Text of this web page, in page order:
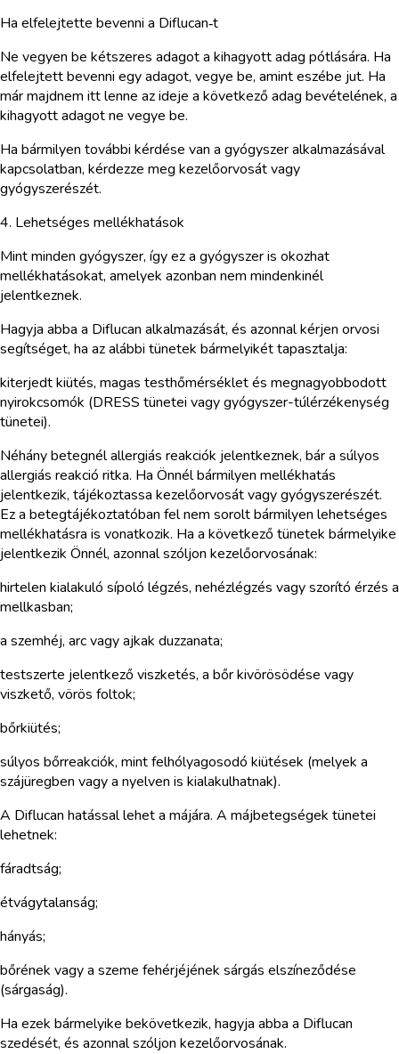
Ha elfelejtette bevenni a Diflucan‑t
Ne vegyen be kétszeres adagot a kihagyott adag pótlására. Ha
elfelejtett bevenni egy adagot, vegye be, amint eszébe jut. Ha
már majdnem itt lenne az ideje a következő adag bevételének, a
kihagyott adagot ne vegye be.
Ha bármilyen további kérdése van a gyógyszer alkalmazásával
kapcsolatban, kérdezze meg kezelőorvosát vagy
gyógyszerészét.
4. Lehetséges mellékhatások
Mint minden gyógyszer, így ez a gyógyszer is okozhat
mellékhatásokat, amelyek azonban nem mindenkinél
jelentkeznek.
Hagyja abba a Diflucan alkalmazását, és azonnal kérjen orvosi
segítséget, ha az alábbi tünetek bármelyikét tapasztalja:
kiterjedt kiütés, magas testhőmérséklet és megnagyobbodott
nyirokcsomók (DRESS tünetei vagy gyógyszer-túlérzékenység
tünetei).
Néhány betegnél allergiás reakciók jelentkeznek, bár a súlyos
allergiás reakció ritka. Ha Önnél bármilyen mellékhatás
jelentkezik, tájékoztassa kezelőorvosát vagy gyógyszerészét.
Ez a betegtájékoztatóban fel nem sorolt bármilyen lehetséges
mellékhatásra is vonatkozik. Ha a következő tünetek bármelyike
jelentkezik Önnél, azonnal szóljon kezelőorvosának:
hirtelen kialakuló sípoló légzés, nehézlégzés vagy szorító érzés a
mellkasban;
a szemhéj, arc vagy ajkak duzzanata;
testszerte jelentkező viszketés, a bőr kivörösödése vagy
viszkető, vörös foltok;
bőrkiütés;
súlyos bőrreakciók, mint felhólyagosodó kiütések (melyek a
szájüregben vagy a nyelven is kialakulhatnak).
A Diflucan hatással lehet a májára. A májbetegségek tünetei
lehetnek:
fáradtság;
étvágytalanság;
hányás;
bőrének vagy a szeme fehérjéjének sárgás elszíneződése
(sárgaság).
Ha ezek bármelyike bekövetkezik, hagyja abba a Diflucan
szedését, és azonnal szóljon kezelőorvosának.